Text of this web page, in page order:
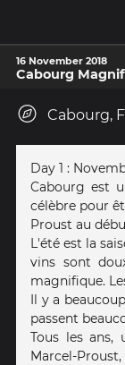
16 November 2018
Cabourg
Cabourg,
Day 1 :
Cabourg est
célèbre pour
Proust au
L'été est la
vins sont
magnifique.
Il y a
passent
Tous les
Marcel-